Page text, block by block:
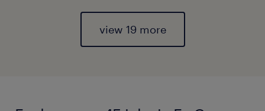
view 19 more